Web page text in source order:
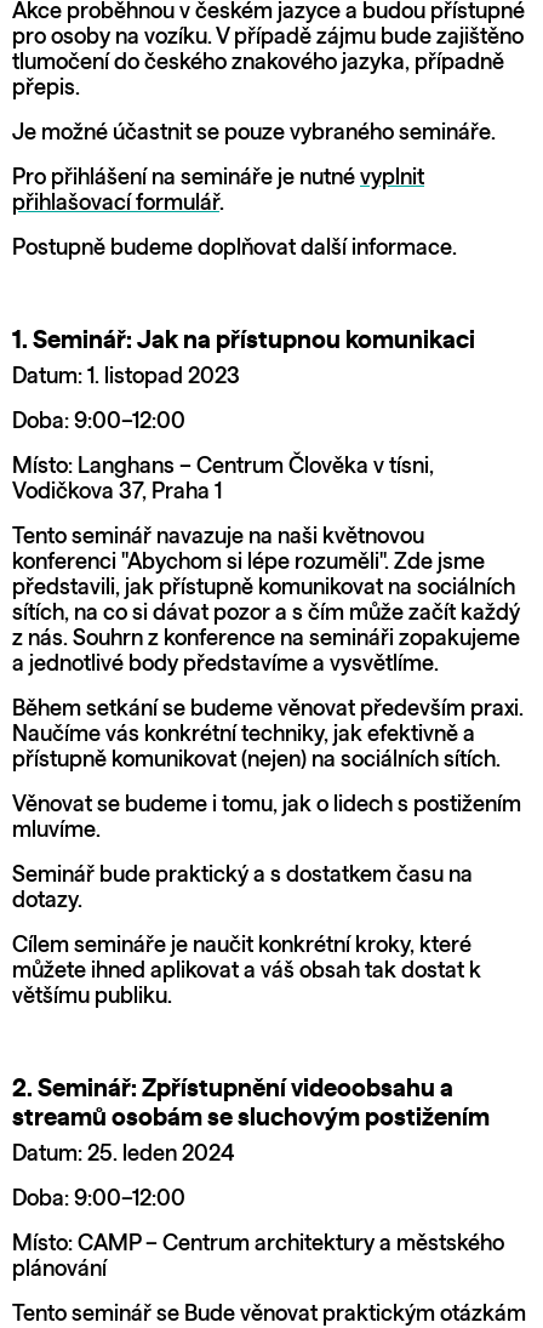
Akce proběhnou v českém jazyce a budou přístupné
pro osoby na vozíku. V případě zájmu bude zajištěno
tlumočení do českého znakového jazyka, případně
přepis.
Je možné účastnit se pouze vybraného semináře.
Pro přihlášení na semináře je nutné vyplnit
přihlašovací formulář.
Postupně budeme doplňovat další informace.
1. Seminář: Jak na přístupnou komunikaci
Datum: 1. listopad 2023
Doba: 9:00–12:00
Místo: Langhans – Centrum Člověka v tísni,
Vodičkova 37, Praha 1
Tento seminář navazuje na naši květnovou
konferenci "Abychom si lépe rozuměli". Zde jsme
představili, jak přístupně komunikovat na sociálních
sítích, na co si dávat pozor a s čím může začít každý
z nás. Souhrn z konference na semináři zopakujeme
a jednotlivé body představíme a vysvětlíme.
Během setkání se budeme věnovat především praxi.
Naučíme vás konkrétní techniky, jak efektivně a
přístupně komunikovat (nejen) na sociálních sítích.
Věnovat se budeme i tomu, jak o lidech s postižením
mluvíme.
Seminář bude praktický a s dostatkem času na
dotazy.
Cílem semináře je naučit konkrétní kroky, které
můžete ihned aplikovat a váš obsah tak dostat k
většímu publiku.
2. Seminář: Zpřístupnění videoobsahu a
streamů osobám se sluchovým postižením
Datum: 25. leden 2024
Doba: 9:00–12:00
Místo: CAMP – Centrum architektury a městského
plánování
Tento seminář se Bude věnovat praktickým otázkám